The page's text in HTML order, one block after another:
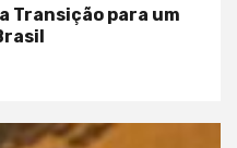
Transição para um